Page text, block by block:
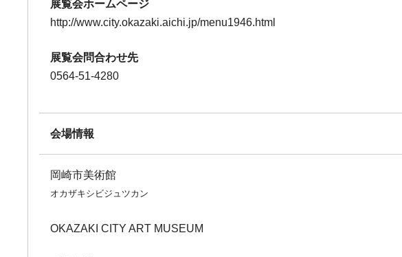
展覧会ホームページ
http://www.city.okazaki.aichi.jp/menu1946.html
展覧会問合わせ先
0564-51-4280
会場情報
岡崎市美術館
オカザキシビジュツカン
OKAZAKI CITY ART MUSEUM